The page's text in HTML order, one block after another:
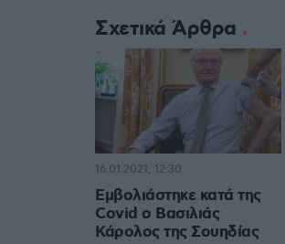
Σχετικά Άρθρα
Εμβολιάστηκε κατά της
Covid ο Βασιλιάς
Κάρολος της Σουηδίας
16.01.2021, 12:30